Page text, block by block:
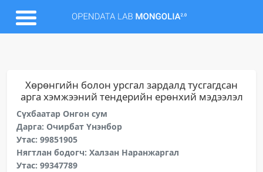
Хөрөнгийн болон урсгал зардалд тусгагдсан
арга хэмжээний тендерийн ерөнхий мэдээлэл
Сүхбаатар Онгон сум
Дарга: Очирбат Үнэнбор
Утас: 99851905
Нягтлан бодогч: Халзан Наранжаргал
Утас: 99347789